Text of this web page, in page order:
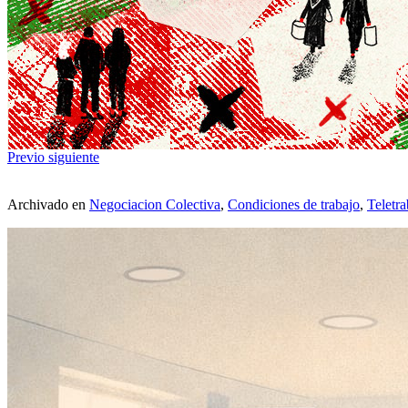
Previo siguiente
Archivado en Negociacion Colectiva, Condiciones de trabajo,